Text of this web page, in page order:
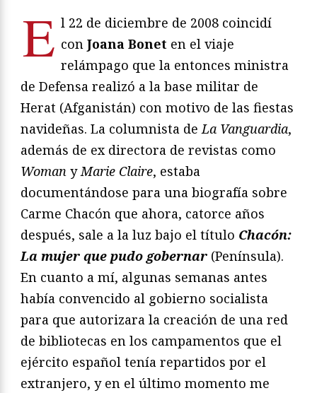
E l 22 de diciembre de 2008 coincidí
con Joana Bonet en el viaje
relámpago que la entonces ministra
de Defensa realizó a la base militar de
Herat (Afganistán) con motivo de las fiestas
navideñas. La columnista deLa Vanguardia,
además de ex directora de revistas como
Woman yMarie Claire, estaba
documentándose para una biografía sobre
Carme Chacón que ahora, catorce años
después, sale a la luz bajo el título Chacón:
La mujer que pudo gobernar (Península).
En cuanto a mí, algunas semanas antes
había convencido al gobierno socialista
para que autorizara la creación de una red
de bibliotecas en los campamentos que el
ejército español tenía repartidos por el
extranjero, y en el último momento me